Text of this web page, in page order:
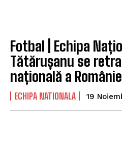
Fotbal | Echipa
Tătărușanu se
națională a
ECHIPA NATIONALA 19